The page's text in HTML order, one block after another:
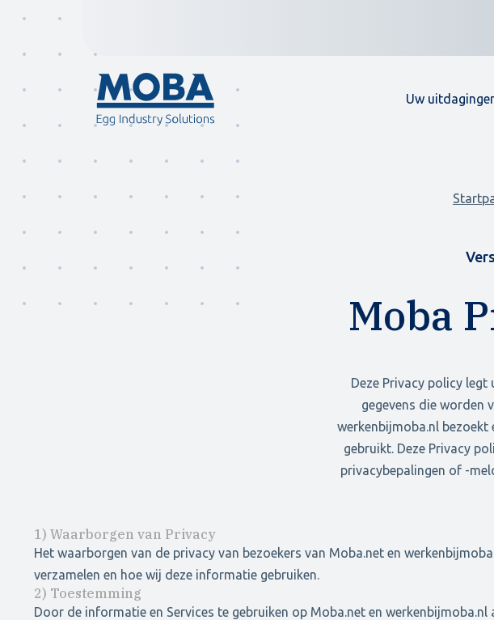
Uw
Moba
Deze Privacy policy
gegevens die worden
werkenbijmoba.nl bezoekt
gebruikt. Deze Privacy
privacybepalingen of -
1) Waarborgen van Privacy
Het waarborgen van de privacy van bezoekers van Moba.net en
verzamelen en hoe wij deze informatie gebruiken.
2) Toestemming
Door de informatie en Services te gebruiken op Moba.net en